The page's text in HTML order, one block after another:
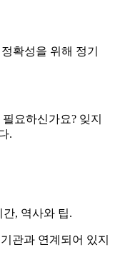
확성을 위해 정기
요하신가요? 잊지
.
, 역사와 팁.
관과 연계되어 있지